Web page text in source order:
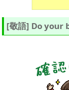
[敬語] Do your